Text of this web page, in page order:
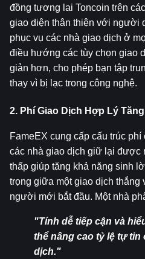
đồng tương lai Toncoin trên
giao diện thân thiện với người
phục vụ các nhà giao dịch ở
điều hướng các tùy chọn giao
giản hơn, cho phép bạn tập
thay vì bị lạc trong công nghệ.
2. Phí Giao Dịch Hợp Lý
FameEX cung cấp cấu trúc
các nhà giao dịch giữ lại được
thấp giúp tăng khả năng sinh
trọng giữa một giao dịch thắng
người mới bắt đầu. Một nhà
"Tính dễ tiếp cận và
thể nâng cao tỷ lệ tự tin
dịch."